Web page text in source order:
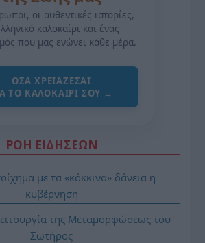
οι αυθεντικές ιστορίες,
καλοκαίρι και ένας
που μας ενώνει κάθε μέρα.
ΌΣΑ ΧΡΕΙΆΖΕΣΑΙ
ΤΟ ΚΑΛΟΚΑΊΡΙ ΣΟΥ →
ΡΟΗ ΕΙΔΗΣΕΩΝ
με τα «κόκκινα» δάνεια η
κυβέρνηση
της Μεταμορφώσεως του
Σωτήρος